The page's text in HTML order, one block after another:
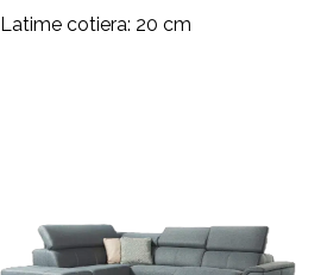
cotiera: 20 cm